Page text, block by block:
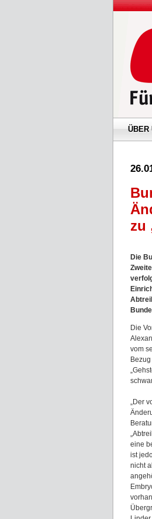
ÜBER
zu
Die
Die
vom
„Der
eine
ist
nicht